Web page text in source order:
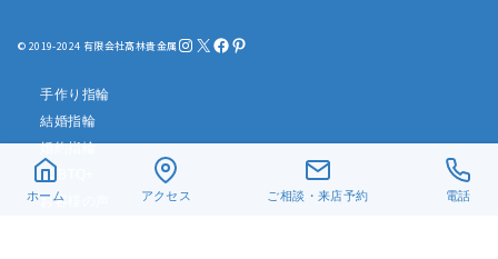
© 2019-2024 有限会社髙林貴金属InstagramX Facebook Pinterest
手作り指輪
結婚指輪
婚約指輪
LGBTQ+
お客様の声
ホーム アクセス ご相談・来店予約 電話